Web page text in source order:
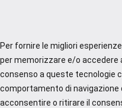
Per fornire le migliori
per memorizzare e/o accedere
consenso a queste tecnologie
comportamento di navigazione
acconsentire o ritirare il